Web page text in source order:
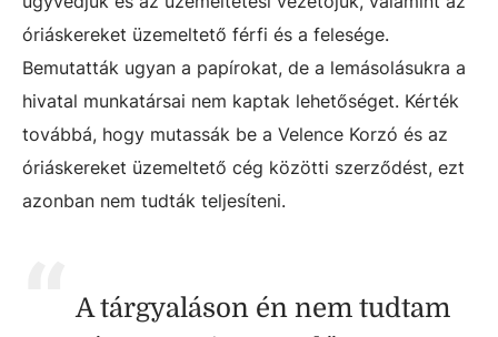
óriáskereket üzemeltető férfi és a felesége.
Bemutatták ugyan a papírokat, de a lemásolásukra a
hivatal munkatársai nem kaptak lehetőséget. Kérték
továbbá, hogy mutassák be a Velence Korzó és az
óriáskereket üzemeltető cég közötti szerződést, ezt
azonban nem tudták teljesíteni.
A tárgyaláson én nem tudtam